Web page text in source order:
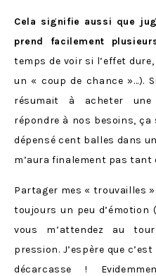
Cela signifie aussi que
prend facilement
temps de voir si l’effet
un « coup de chance »…).
résumait à acheter une
répondre à nos besoins,
dépensé cent balles dans
m’aura finalement pas tant
Partager mes « trouvailles
toujours un peu
vous m’attendez au
pression. J’espère que
décarcasse !